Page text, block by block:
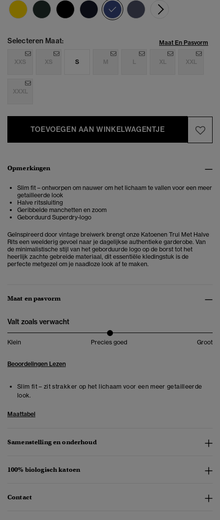
geselecteerd
Selecteren Maat: Maat En Pasvorm
XXS XS S M L XL XXL
XXXL
TOEVOEGEN AAN WINKELWAGENTJE
Opmerkingen
Slim fit – ontworpen om nauwer om het lichaam te vallen voor een meer
getailleerde look
Halve ritssluiting
Geribbelde manchetten en zoom
Geborduurd Superdry-logo
Geïnspireerd door vintage breiwerk brengt onze Katoenen Trui Met Halve
Rits een weelderig gevoel naar je dagelijkse authentieke garderobe. Van
de minimalistische stijl van het geborduurde logo op de borst tot het
heerlijk zachte gebreide materiaal, dit essentiële kledingstuk is de
perfecte metgezel om je naadloze look af te maken.
Maat en pasvorm
Valt zoals verwacht
Klein Precies goed Groot
Beoordelingen Lezen
Slim fit – zit strakker op het lichaam voor een meer getailleerde
look.
Maattabel
Samenstelling en onderhoud
100% biologisch katoen
Contact